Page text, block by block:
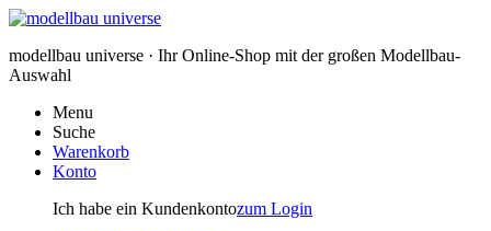
modellbau universe · Ihr Online-Shop mit der großen Modellbau-
Auswahl
Menu
Suche
Warenkorb
Konto
Ich habe ein Kundenkontozum Login